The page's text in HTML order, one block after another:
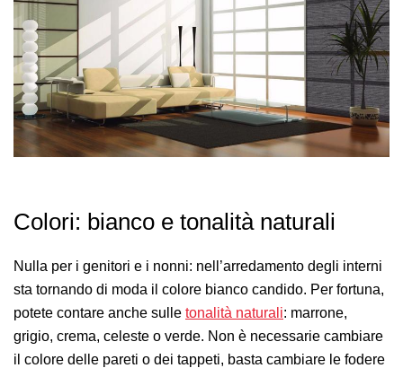
Colori: bianco e tonalità naturali
Nulla per i genitori e i nonni: nell’arredamento degli interni
sta tornando di moda il colore bianco candido. Per fortuna,
potete contare anche sulle tonalità naturali: marrone,
grigio, crema, celeste o verde. Non è necessarie cambiare
il colore delle pareti o dei tappeti, basta cambiare le fodere